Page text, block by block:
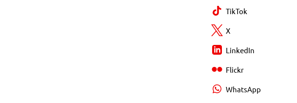
TikTok
X
LinkedIn
Flickr
WhatsApp